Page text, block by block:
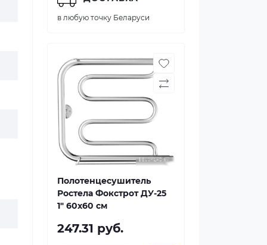
в любую точку Беларуси
Полотенцесушитель
Ростела Фокстрот ДУ-25
1" 60x60 см
247.31 руб.